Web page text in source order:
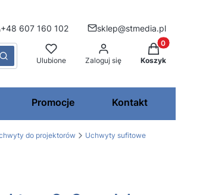
+48 607 160 102 sklep@stmedia.pl
Szukaj Ulubione Zaloguj się
Produkty w
Koszyk
Promocje Kontakt
do projektorów
Uchwyty sufitowe